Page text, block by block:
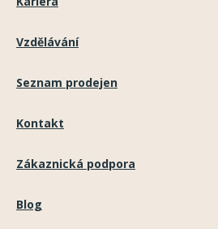
Vzdělávání
Seznam prodejen
Kontakt
Zákaznická podpora
Blog